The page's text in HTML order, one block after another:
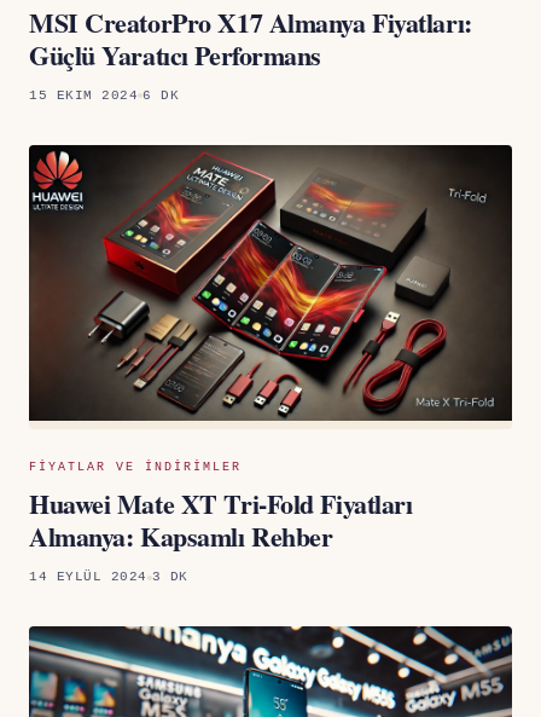
MSI CreatorPro X17 Almanya Fiyatları:
Güçlü Yaratıcı Performans
15 EKIM 2024 6 DK
FIYATLAR VE INDIRIMLER
Huawei Mate XT Tri-Fold Fiyatları
Almanya: Kapsamlı Rehber
14 EYLÜL 2024 3 DK